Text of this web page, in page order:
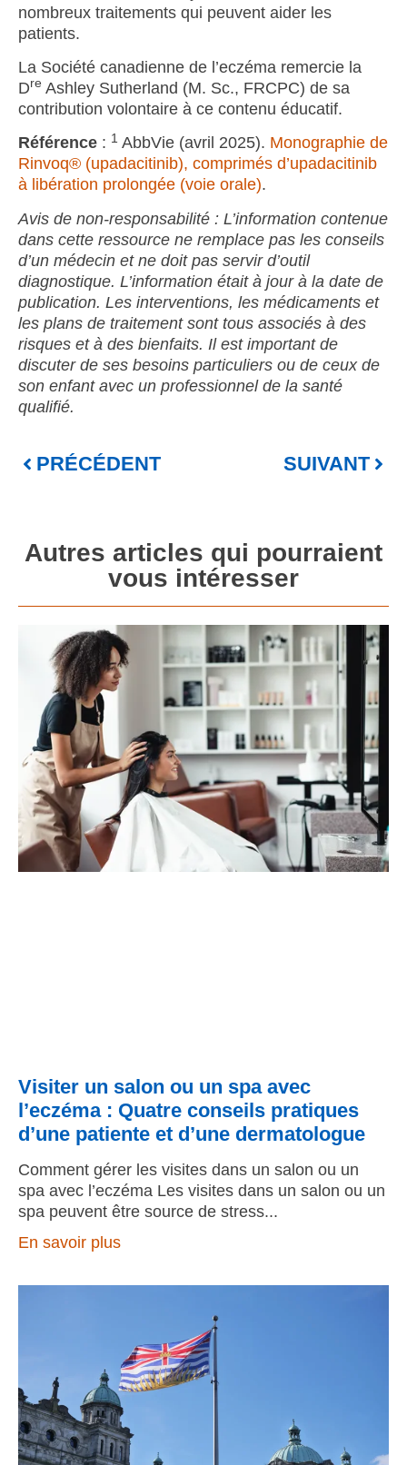
nombreux traitements qui peuvent aider les
patients.
La Société canadienne de l’eczéma remercie la
Dre Ashley Sutherland (M. Sc., FRCPC) de sa
contribution volontaire à ce contenu éducatif.
Référence : 1 AbbVie (avril 2025). Monographie de
Rinvoq® (upadacitinib), comprimés d’upadacitinib
à libération prolongée (voie orale).
Avis de non-responsabilité : L’information contenue
dans cette ressource ne remplace pas les conseils
d’un médecin et ne doit pas servir d’outil
diagnostique. L’information était à jour à la date de
publication. Les interventions, les médicaments et
les plans de traitement sont tous associés à des
risques et à des bienfaits. Il est important de
discuter de ses besoins particuliers ou de ceux de
son enfant avec un professionnel de la santé
qualifié.
PRÉCÉDENT SUIVANT
Autres articles qui pourraient
vous intéresser
Visiter un salon ou un spa avec
l’eczéma : Quatre conseils pratiques
d’une patiente et d’une dermatologue
Comment gérer les visites dans un salon ou un
spa avec l’eczéma Les visites dans un salon ou un
spa peuvent être source de stress
En savoir plus